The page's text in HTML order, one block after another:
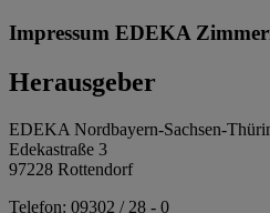
Impressum EDEKA
Herausgeber
EDEKA Nordbayern-Sachsen-
Edekastraße 3
97228 Rottendorf
Telefon: 09302 / 28 - 0